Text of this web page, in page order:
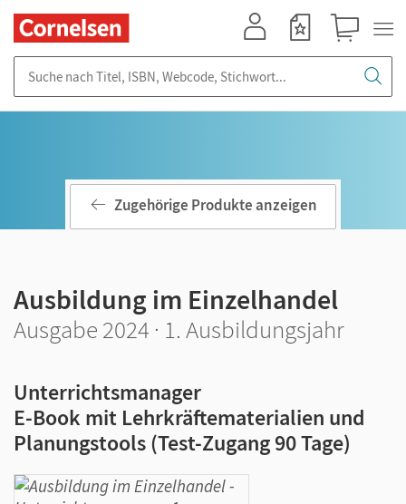
Zugehörige Produkte anzeigen
Ausbildung im Einzelhandel
Ausgabe 2024 · 1. Ausbildungsjahr
Unterrichtsmanager
E-Book mit Lehrkräftematerialien und
Planungstools (Test-Zugang 90 Tage)